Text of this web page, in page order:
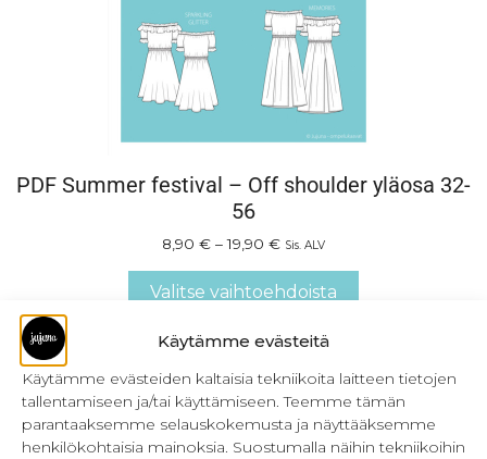
Käytämme evästeitä
Käytämme evästeiden kaltaisia tekniikoita laitteen tietojen
tallentamiseen ja/tai käyttämiseen. Teemme tämän
parantaaksemme selauskokemusta ja näyttääksemme
henkilökohtaisia mainoksia. Suostumalla näihin tekniikoihin
PDF Summer festival – Off shoulder yläosa 32-
56
8,90 € – 19,90 € Sis. ALV
Valitse vaihtoehdoista